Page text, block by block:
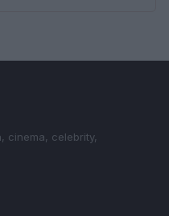
cinema, celebrity,